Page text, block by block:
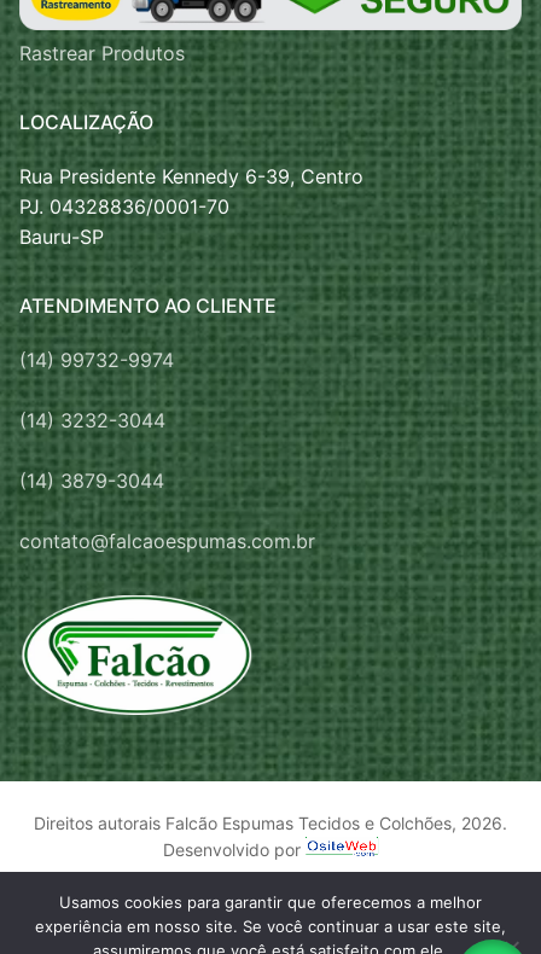
Rastrear Produtos
LOCALIZAÇÃO
Rua Presidente Kennedy 6-39, Centro
PJ. 04328836/0001-70
Bauru-SP
ATENDIMENTO AO CLIENTE
(14) 99732-9974
(14) 3232-3044
(14) 3879-3044
contato@falcaoespumas.com.br
Direitos autorais Falcão Espumas Tecidos e Colchões, 2026.
Desenvolvido por
Usamos cookies para garantir que oferecemos a melhor
experiência em nosso site. Se você continuar a usar este site,